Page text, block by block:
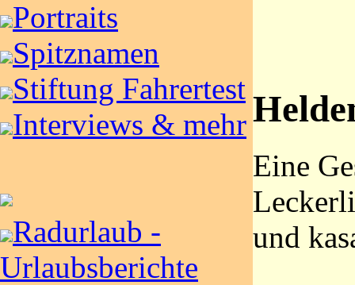
Portraits
Spitznamen
Stiftung Fahrertest
Interviews & mehr
Radurlaub -
Urlaubsberichte
Eine
und